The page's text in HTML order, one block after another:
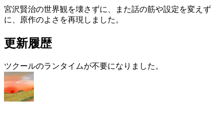
宮沢賢治の世界観を壊さずに、また話の筋や設定を変えず
に、原作のよさを再現しました。
更新履歴
ツクールのランタイムが不要になりました。